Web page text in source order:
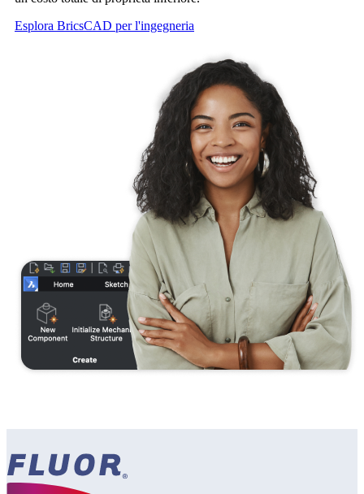
Esplora BricsCAD per l'ingegneria